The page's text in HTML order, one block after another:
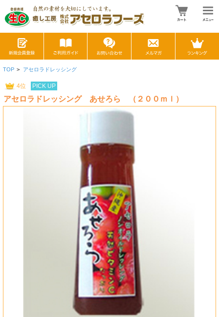
TOP > アセロラドレッシング
4位 PICK UP
アセロラドレッシング あせろら （２００ｍｌ）